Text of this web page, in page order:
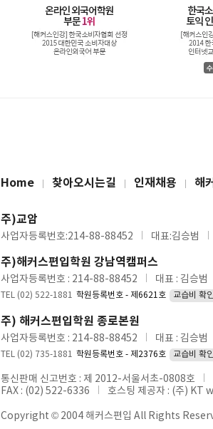
Home 찾아오시는길 인재채용 해
주)교암
사업자등록번호:214-88-88452 대표:김승범
주)해커스편입학원 강남역캠퍼스
사업자등록번호 : 214-88-88452 대표 : 김승범
TEL (02) 522-1881 학원등록번호 - 제6621호 교습비 확
주) 해커스편입학원 종로본원
사업자등록번호 : 214-88-88452 대표 : 김승범
TEL (02) 735-1881 학원등록번호 - 제2376호 교습비 확
통신판매 신고번호 : 제 2012-서울서초-0808호
FAX : (02) 522-6336
호스팅 제공자 : (주)
Copyright © 2004 해커스편입 All Rights